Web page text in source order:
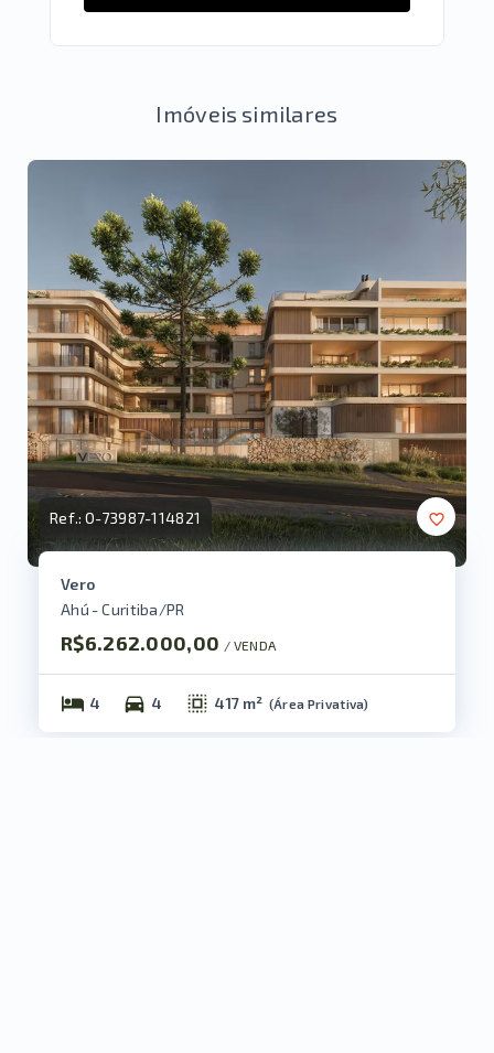
Imóveis similares
Ref.:O-73987-114821
Vero
Ahú - Curitiba/PR
R$6.262.000,00 / VENDA
4 4 417 m² (Área Privativa)